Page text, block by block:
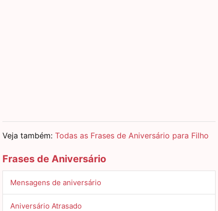
Veja também: Todas as Frases de Aniversário para Filho
Frases de Aniversário
Mensagens de aniversário
Aniversário Atrasado